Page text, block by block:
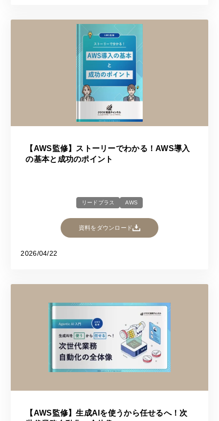
【AWS監修】ストーリーでわかる！AWS導入
の基本と成功のポイント
リードプラス AWS
資料をダウンロード
2026/04/22
【AWS監修】生成AIを使うから任せるへ！次